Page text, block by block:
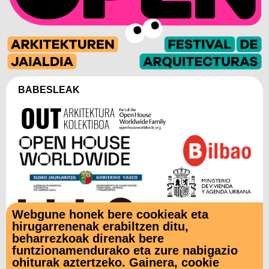
BABESLEAK
LAGUNTZAILEAK
Webgune honek bere cookieak eta
hirugarrenenak erabiltzen ditu,
beharrezkoak direnak bere
funtzionamendurako eta zure nabigazio
ohiturak aztertzeko. Gainera, cookie